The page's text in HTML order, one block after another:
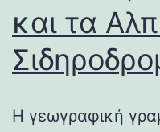
και τα
Η γεωγραφική